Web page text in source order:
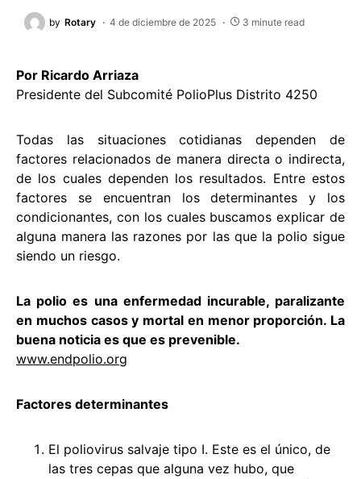
by Rotary 4 de diciembre de 2025 3 minute read
Por Ricardo Arriaza
Presidente del Subcomité PolioPlus Distrito 4250
Todas las situaciones cotidianas dependen de
factores relacionados de manera directa o indirecta,
de los cuales dependen los resultados. Entre estos
factores se encuentran los determinantes y los
condicionantes, con los cuales buscamos explicar de
alguna manera las razones por las que la polio sigue
siendo un riesgo.
La polio es una enfermedad incurable, paralizante
en muchos casos y mortal en menor proporción. La
buena noticia es que es prevenible.
www.endpolio.org
Factores determinantes
El poliovirus salvaje tipo I. Este es el único, de
las tres cepas que alguna vez hubo, que